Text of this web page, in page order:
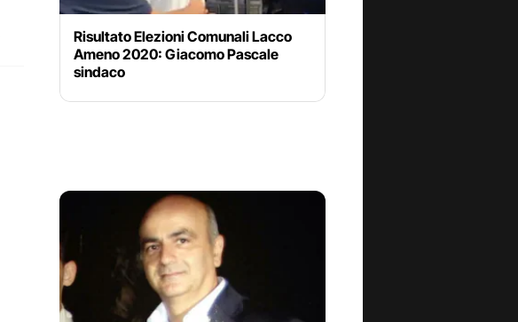
Risultato Elezioni Comunali Lacco
Ameno 2020: Giacomo Pascale
sindaco